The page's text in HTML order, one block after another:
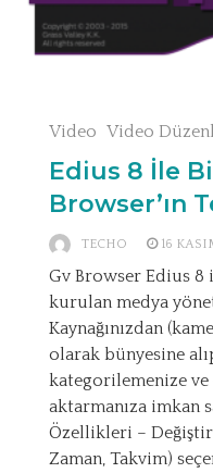
Video Video
Edius 8 İle
Browser’ın
TECHO 16
Gv Browser Edius
kurulan medya
Kaynağınızdan
olarak bünyesine
kategorilemenize
aktarmanıza imkan
Özellikleri –
Zaman, Takvim)